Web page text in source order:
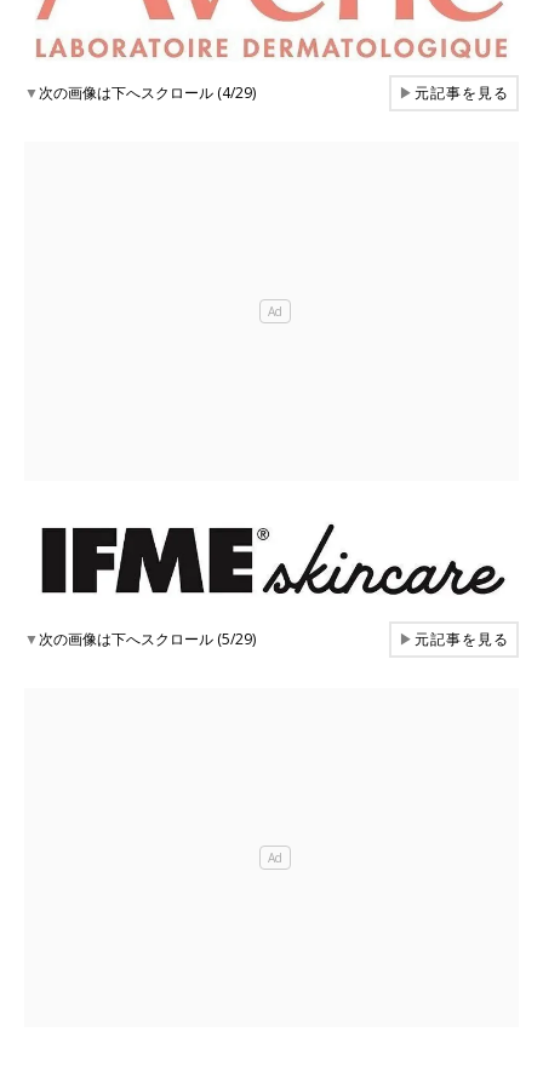
▼次の画像は下へスクロール (4/29) ▶元記事を見る
▼次の画像は下へスクロール (5/29) ▶元記事を見る